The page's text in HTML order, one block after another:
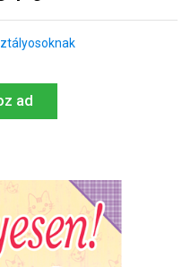
ad